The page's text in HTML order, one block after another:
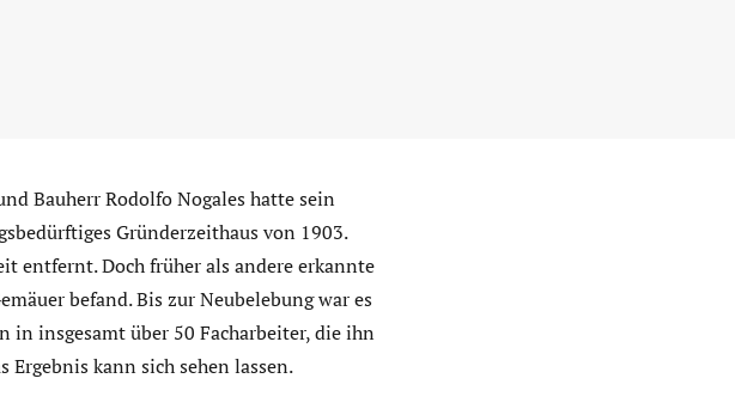
Bauherr Rodolfo Nogales hatte sein
Gründerzeithaus von 1903.
entfernt. Doch früher als andere erkannte
befand. Bis zur Neubelebung war es
in insgesamt über 50 Facharbeiter, die ihn
kann sich sehen lassen.